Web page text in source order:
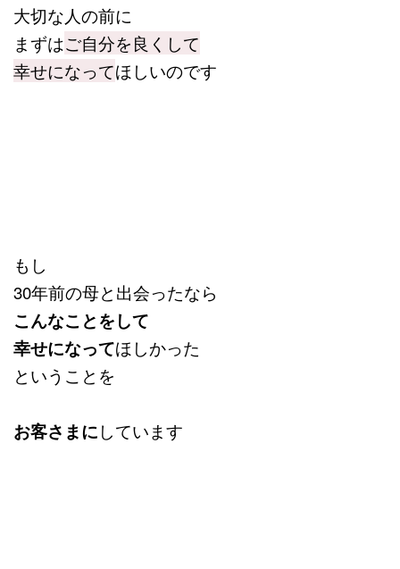
大切な人の前に
まずはご自分を良くして
幸せになってほしいのです
もし
30年前の母と出会ったなら
こんなことをして
幸せになってほしかった
ということを
お客さまにしています